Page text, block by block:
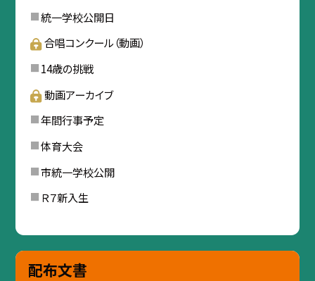
統一学校公開日
合唱コンクール（動画）
14歳の挑戦
動画アーカイブ
年間行事予定
体育大会
市統一学校公開
Ｒ７新入生
配布文書